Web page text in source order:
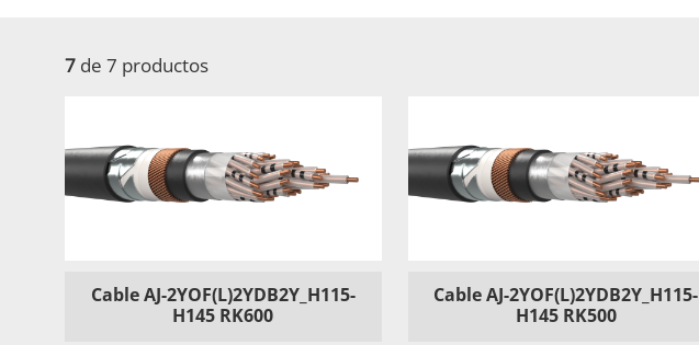
7 de 7 productos
Cable AJ-2YOF(L)2YDB2Y_H115-
H145 RK600
Cable AJ-2YOF(L)2YDB2Y_H115-
H145 RK500